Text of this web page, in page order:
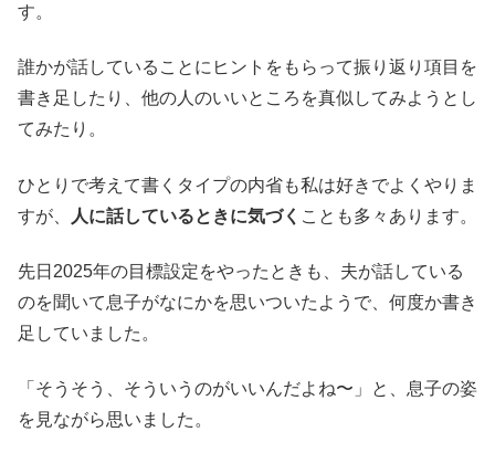
す。
誰かが話していることにヒントをもらって振り返り項目を
書き足したり、他の人のいいところを真似してみようとし
てみたり。
ひとりで考えて書くタイプの内省も私は好きでよくやりま
すが、
人に話しているときに気づく ことも多々あります。
先日2025年の目標設定をやったときも、夫が話している
のを聞いて息子がなにかを思いついたようで、何度か書き
足していました。
「そうそう、そういうのがいいんだよね〜」と、息子の姿
を見ながら思いました。